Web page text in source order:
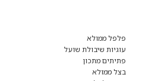
פלפל ממולא
עוגיות שיבולת שועל
פתיתים מתכון
בצל ממולא